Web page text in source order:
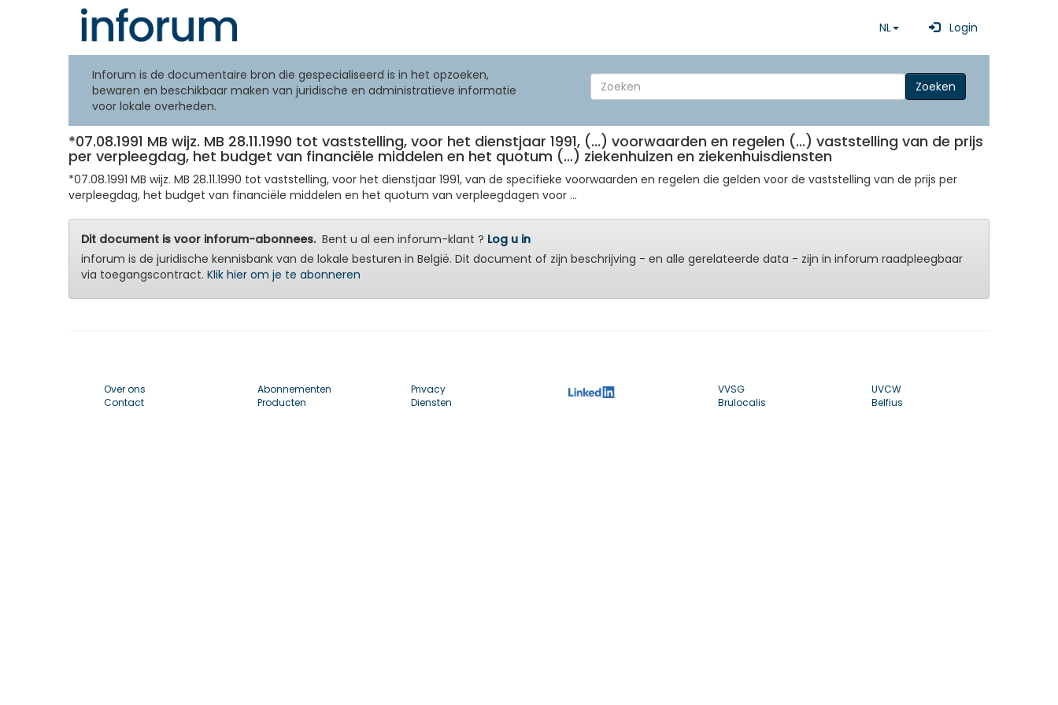
NL Login
Inforum is de documentaire bron die gespecialiseerd is in het opzoeken,
bewaren en beschikbaar maken van juridische en administratieve informatie
voor lokale overheden.
Zoeken
*07.08.1991 MB wijz. MB 28.11.1990 tot vaststelling, voor het dienstjaar 1991, (...) voorwaarden en regelen (...) vaststelling van de prijs
per verpleegdag, het budget van financiële middelen en het quotum (...) ziekenhuizen en ziekenhuisdiensten
*07.08.1991 MB wijz. MB 28.11.1990 tot vaststelling, voor het dienstjaar 1991, van de specifieke voorwaarden en regelen die gelden voor de vaststelling van de prijs per
verpleegdag, het budget van financiële middelen en het quotum van verpleegdagen voor ...
Dit document is voor inforum-abonnees.Bent u al een inforum-klant ? Log u in
inforum is de juridische kennisbank van de lokale besturen in België. Dit document of zijn beschrijving - en alle gerelateerde data - zijn in inforum raadpleegbaar
via toegangscontract. Klik hier om je te abonneren
Over ons
Contact
Abonnementen
Producten
Privacy
Diensten
VVSG
Brulocalis
UVCW
Belfius